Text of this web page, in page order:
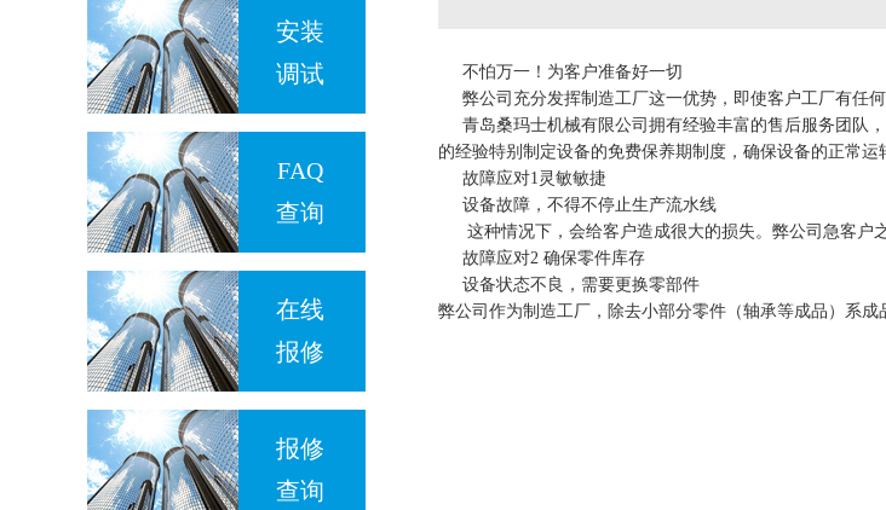
安装
调试
FAQ
查询
在线
报修
报修
查询
不怕万一！为客户准备好一切
弊公司充分发挥制造工厂这一优势，即使客户工厂有任何
青岛桑玛士机械有限公司拥有经验丰富的售后服务团队
的经验特别制定设备的免费保养期制度，确保设备的正常运
故障应对1灵敏敏捷
设备故障，不得不停止生产流水线
这种情况下，会给客户造成很大的损失。弊公司急客户
故障应对2 确保零件库存
设备状态不良，需要更换零部件
弊公司作为制造工厂，除去小部分零件（轴承等成品）系